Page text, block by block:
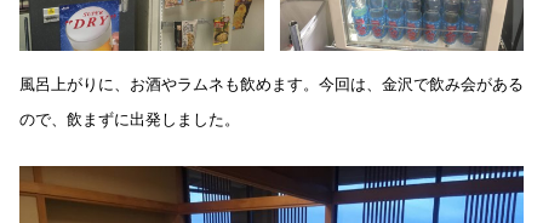
風呂上がりに、お酒やラムネも飲めます。今回は、金沢で飲み会がある
ので、飲まずに出発しました。